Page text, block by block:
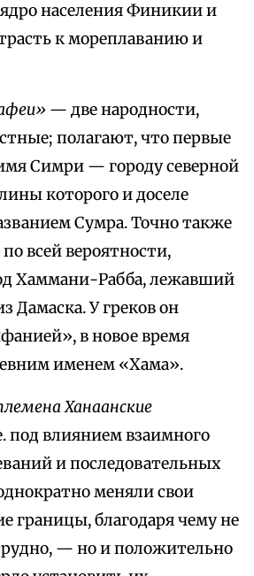
населения Финикии и
к мореплаванию и
— две народности,
полагают, что первые
Симри — городу северной
которого и доселе
Сумра. Точно также
всей вероятности,
Хаммани-Рабба, лежавший
Дамаска. У греков он
в новое время
именем «Хама».
Ханаанские
под влиянием взаимного
и последовательных
меняли свои
границы, благодаря чему не
— но и положительно